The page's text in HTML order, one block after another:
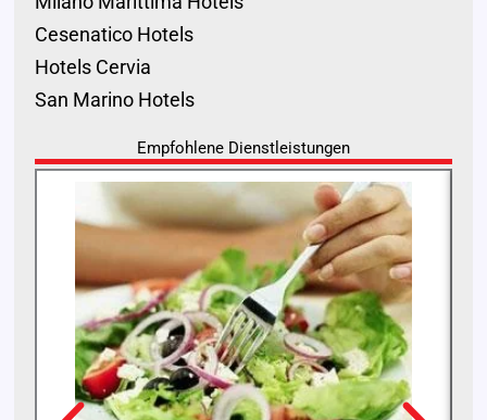
Cesenatico Hotels
Hotels Cervia
San Marino Hotels
Empfohlene Dienstleistungen